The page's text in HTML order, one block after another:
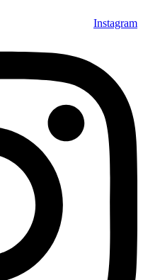
Instagram